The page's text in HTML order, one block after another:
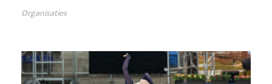
Organisaties